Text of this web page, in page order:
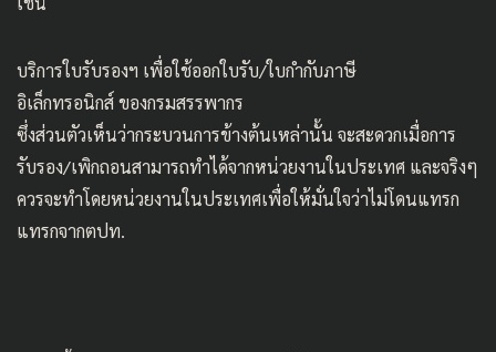
บริการใบรับรองฯ เพื่อใช้ออกใบรับ/ใบกำกับภาษี
อิเล็กทรอนิกส์ของกรมสรรพากร
ซึ่งส่วนตัวเห็นว่ากระบวนการข้างต้นเหล่านั้น จะสะดวกเมื่อการ
รับรอง/เพิกถอนสามารถทำได้จากหน่วยงานในประเทศ และจริงๆ
ควรจะทำโดยหน่วยงานในประเทศเพื่อให้มั่นใจว่าไม่โดนแทรก
แทรกจากตปท.